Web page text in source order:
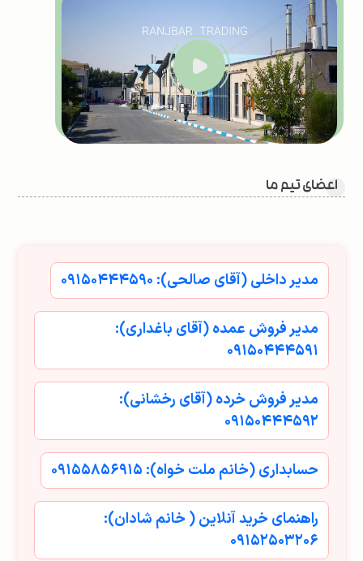
اعضای تیم ما
مدیر داخلی (آقای صالحی): ۰۹۱۵۰۴۴۴۵۹۰
مدیر فروش عمده (آقای باغداری):
۰۹۱۵۰۴۴۴۵۹۱
مدیر فروش خرده (آقای رخشانی):
۰۹۱۵۰۴۴۴۵۹۲
حسابداری (خانم ملت خواه): ۰۹۱۵۵۸۵۶۹۱۵
راهنمای خرید آنلاین ( خانم شادان):
۰۹۱۵۲۵۰۳۲۰۶